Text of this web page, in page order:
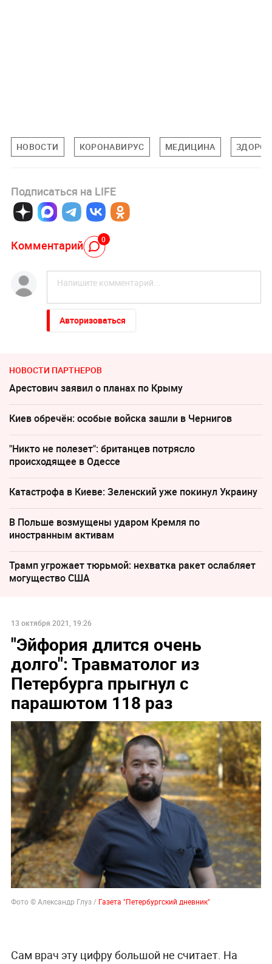
НОВОСТИ КОРОНАВИРУС МЕДИЦИНА
Подписаться на LIFE
Комментарий 0
Авторизоваться
НОВОСТИ ПАРТНЕРОВ
Арестович заявил о планах по Крыму
Киев обречён: особые войска зашли в Чернигов
"Никто не полезет": британцев потрясло
происходящее в Одессе
Катастрофа в Киеве: Зеленский уже покинул Украину
В Польше возмущены ударом Кремля по
иностранным активам
Трамп угрожает тюрьмой: нехватка ракет ослабляет
могущество США
13 октября 2021, 19:26
"Эйфория длится очень
долго": Травматолог из
Петербурга прыгнул с
парашютом 118 раз
Фото © Александр Глуз / Газета "Петербургский дневник"
Сам врач эту цифру большой не считает. На